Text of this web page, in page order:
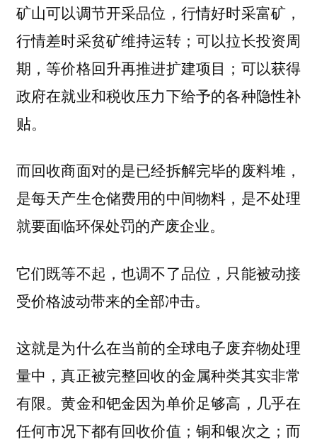
矿山可以调节开采品位，行情好时采富矿，
行情差时采贫矿维持运转；可以拉长投资周
期，等价格回升再推进扩建项目；可以获得
政府在就业和税收压力下给予的各种隐性补
贴。
而回收商面对的是已经拆解完毕的废料堆，
是每天产生仓储费用的中间物料，是不处理
就要面临环保处罚的产废企业。
它们既等不起，也调不了品位，只能被动接
受价格波动带来的全部冲击。
这就是为什么在当前的全球电子废弃物处理
量中，真正被完整回收的金属种类其实非常
有限。黄金和钯金因为单价足够高，几乎在
任何市况下都有回收价值；铜和银次之；而